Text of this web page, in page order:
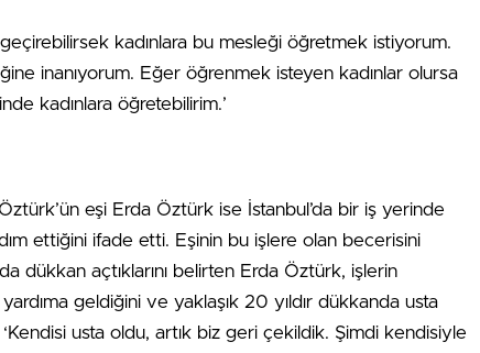
kadınlara bu mesleği öğretmek istiyorum.
inanıyorum. Eğer öğrenmek isteyen kadınlar olursa
kadınlara öğretebilirim.’
eşi Erda Öztürk ise İstanbul’da bir iş yerinde
ettiğini ifade etti. Eşinin bu işlere olan becerisini
dükkan açtıklarını belirten Erda Öztürk, işlerin
geldiğini ve yaklaşık 20 yıldır dükkanda usta
‘Kendisi usta oldu, artık biz geri çekildik. Şimdi kendisiyle